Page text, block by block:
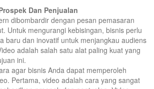
Dan Penjualan
dibombardir dengan pesan pemasaran
Untuk mengurangi kebisingan, bisnis perlu
baru dan inovatif untuk menjangkau audiens
adalah salah satu alat paling kuat yang
ini.
agar bisnis Anda dapat memperoleh
Pertama, video adalah cara yang sangat